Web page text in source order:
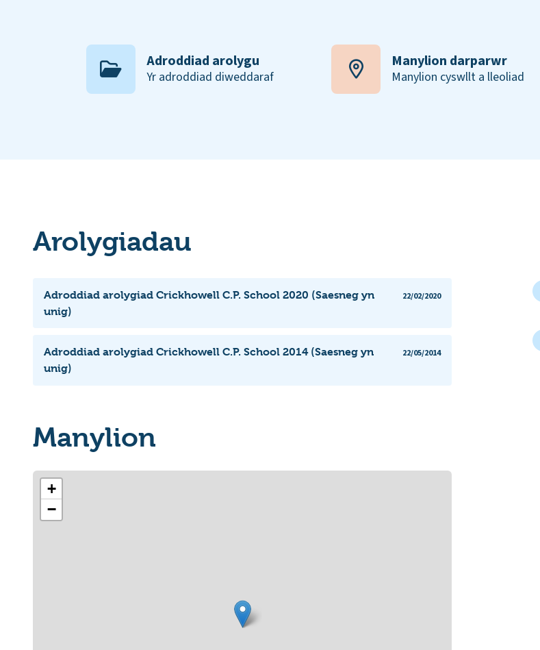
Adroddiad arolygu
Yr adroddiad diweddaraf
Manylion darparwr
Manylion cyswllt a lleoliad
Arolygiadau
Adroddiad arolygiad Crickhowell C.P. School 2020 (Saesneg yn
unig)
22/02/2020
Adroddiad arolygiad Crickhowell C.P. School 2014 (Saesneg yn
unig)
22/05/2014
Manylion
+
−